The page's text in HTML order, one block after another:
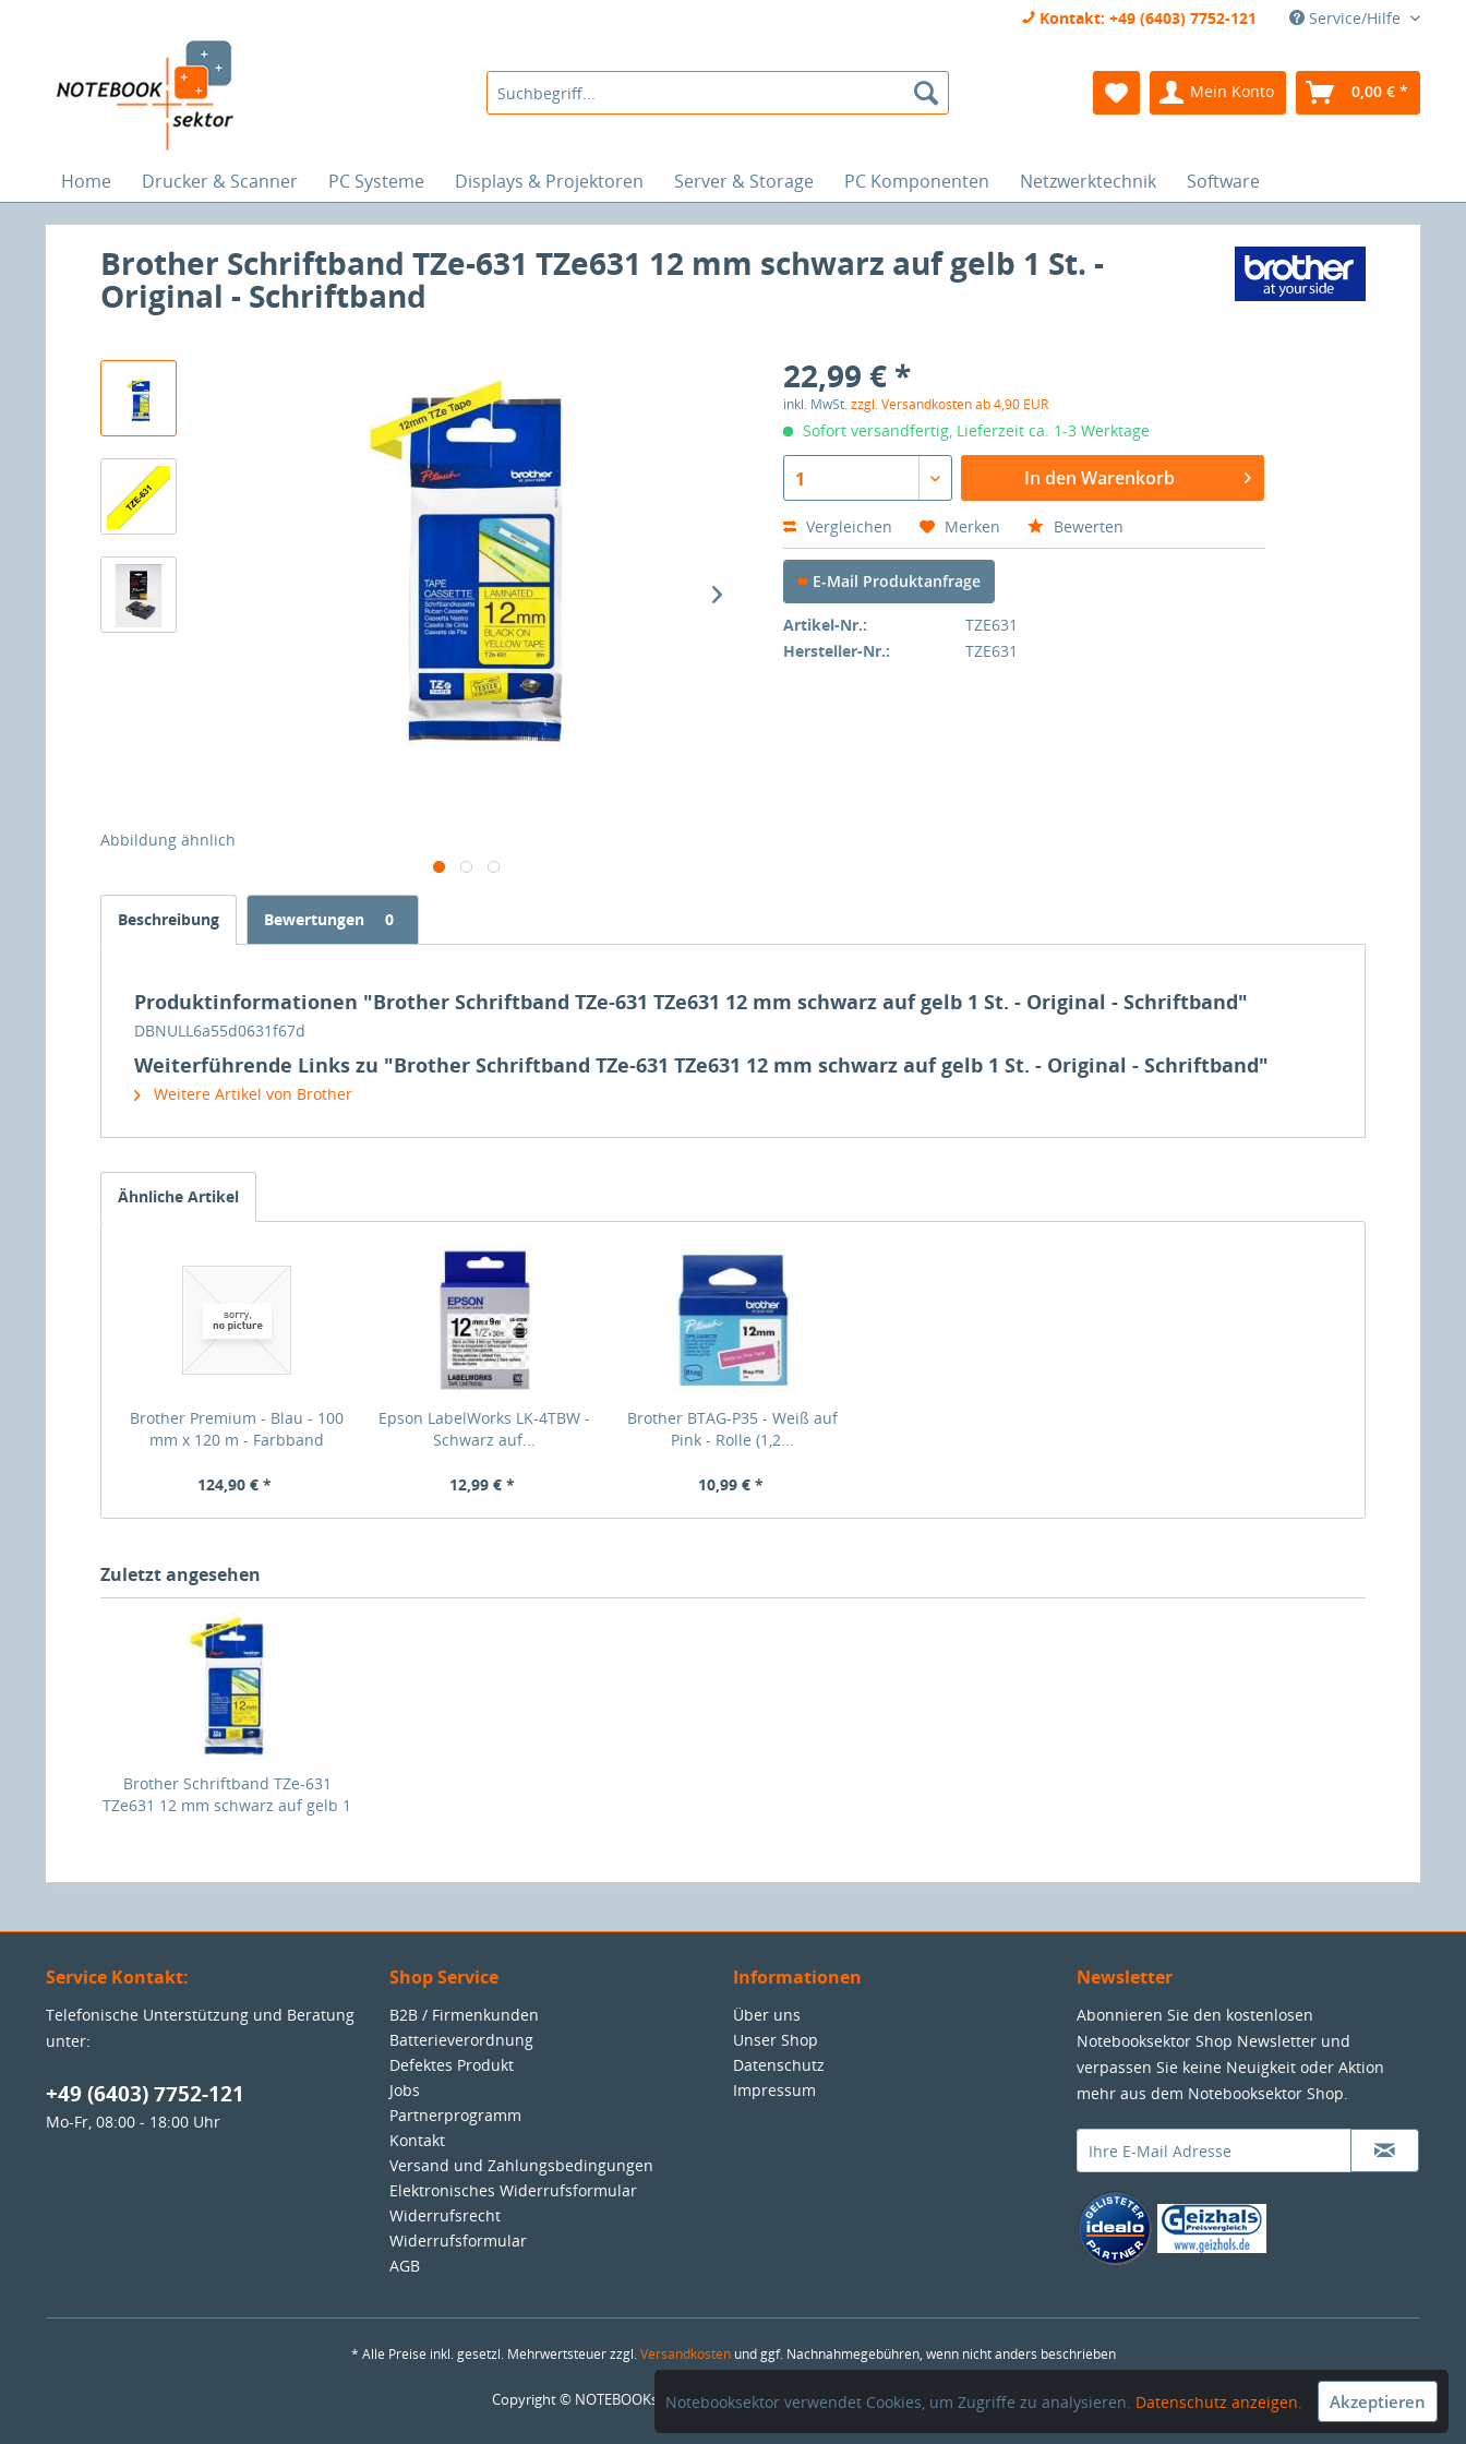
Kontakt: +49 (6403) 7752-121 Service/Hilfe
Mein Konto 0,00 € *
Home Drucker & Scanner PC Systeme Displays & Projektoren Server & Storage PC Komponenten Netzwerktechnik Software
Brother Schriftband TZe-631 TZe631 12 mm schwarz auf gelb 1 St. -
Original - Schriftband
Abbildung ähnlich
22,99 € *
inkl. MwSt.zzgl. Versandkosten ab 4,90 EUR
Sofort versandfertig, Lieferzeit ca. 1-3 Werktage
1 In den Warenkorb
Vergleichen Merken Bewerten
E-Mail Produktanfrage
Artikel-Nr.:
TZE631
Hersteller-Nr.:
TZE631
Beschreibung Bewertungen 0
Produktinformationen "Brother Schriftband TZe-631 TZe631 12 mm schwarz auf gelb 1 St. - Original - Schriftband"
DBNULL6a55d0631f67d
Weiterführende Links zu "Brother Schriftband TZe-631 TZe631 12 mm schwarz auf gelb 1 St. - Original - Schriftband"
Weitere Artikel von Brother
Ähnliche Artikel
Brother Premium - Blau - 100
mm x 120 m - Farbband
124,90 € *
Epson LabelWorks LK-4TBW -
Schwarz auf...
12,99 € *
Brother BTAG-P35 - Weiß auf
Pink - Rolle (1,2...
10,99 € *
Zuletzt angesehen
Brother Schriftband TZe-631
TZe631 12 mm schwarz auf gelb 1
Service Kontakt:
Telefonische Unterstützung und Beratung
unter:
+49 (6403) 7752-121
Mo-Fr, 08:00 - 18:00 Uhr
Shop Service
B2B / Firmenkunden
Batterieverordnung
Defektes Produkt
Jobs
Partnerprogramm
Kontakt
Versand und Zahlungsbedingungen
Elektronisches Widerrufsformular
Widerrufsrecht
Widerrufsformular
AGB
Informationen
Über uns
Unser Shop
Datenschutz
Impressum
Newsletter
Abonnieren Sie den kostenlosen
Notebooksektor Shop Newsletter und
verpassen Sie keine Neuigkeit oder Aktion
mehr aus dem Notebooksektor Shop.
* Alle Preise inkl. gesetzl. Mehrwertsteuer zzgl.Versandkostenund ggf. Nachnahmegebühren, wenn nicht anders beschrieben
Copyright © NOTEBOOKsektor - SAMbase GmbH - Alle Rechte vorbehalten
Notebooksektor verwendet Cookies, um Zugriffe zu analysieren. Datenschutz anzeigen. Akzeptieren